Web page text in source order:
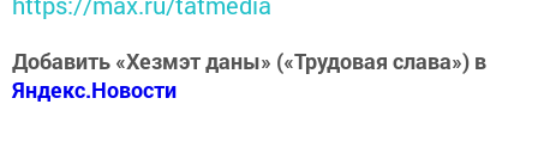
Добавить «Хезмэт даны» («Трудовая слава») в
Яндекс.Новости